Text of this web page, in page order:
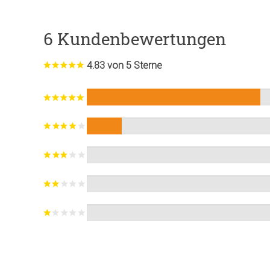
6 Kundenbewertungen
4.83 von 5 Sterne